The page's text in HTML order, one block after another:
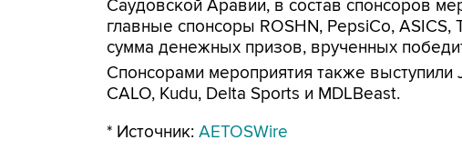
Саудовской Аравии, в состав спонсоров
главные спонсоры ROSHN, PepsiCo,
сумма денежных призов, врученных
Спонсорами мероприятия также выступили
CALO, Kudu, Delta Sports и MDLBeast.
* Источник: AETOSWire